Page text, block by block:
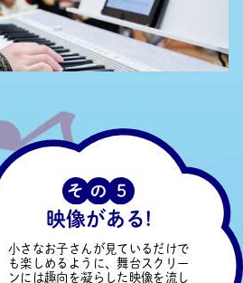
映像がある!
小さなお子さんが見ているだけで
も楽しめるように、舞台スクリー
ンには趣向を凝らした映像を流し